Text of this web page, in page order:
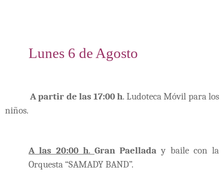
Lunes 6 de Agosto
A partir de las 17:00 h. Ludoteca Móvil para los
niños.
A las 20:00 h. Gran Paellada y baile con la
Orquesta “SAMADY BAND”.